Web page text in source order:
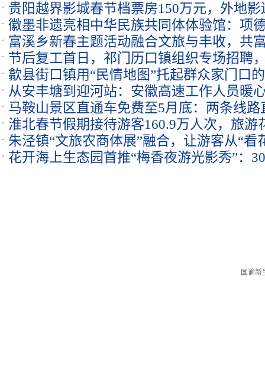
贵阳越界影城春节档票房150万元，外地
新引擎
徽墨非遗亮相中华民族共同体体验馆：项
新传承
富溪乡新春主题活动融合文旅与丰收，共
节后复工首日，祁门历口镇组织专场招聘
业歙县街口镇用“民情地图”托起群众家门口
从安丰塘到迎河站：安徽高速工作人员暖
平安
马鞍山景区直通车免费至5月底：两条线
四大片区
淮北春节假期接待游客160.9万人次，旅游
朱泾镇“文旅农商体展”融合，让游客从“看
花开海上生态园首推“梅香夜游光影秀”：
国谕新